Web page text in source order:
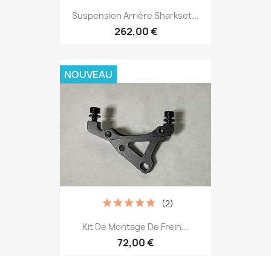
Suspension Arrière Sharkset...
262,00 €
Kit De Montage De Frein...
72,00 €
(2)
NOUVEAU